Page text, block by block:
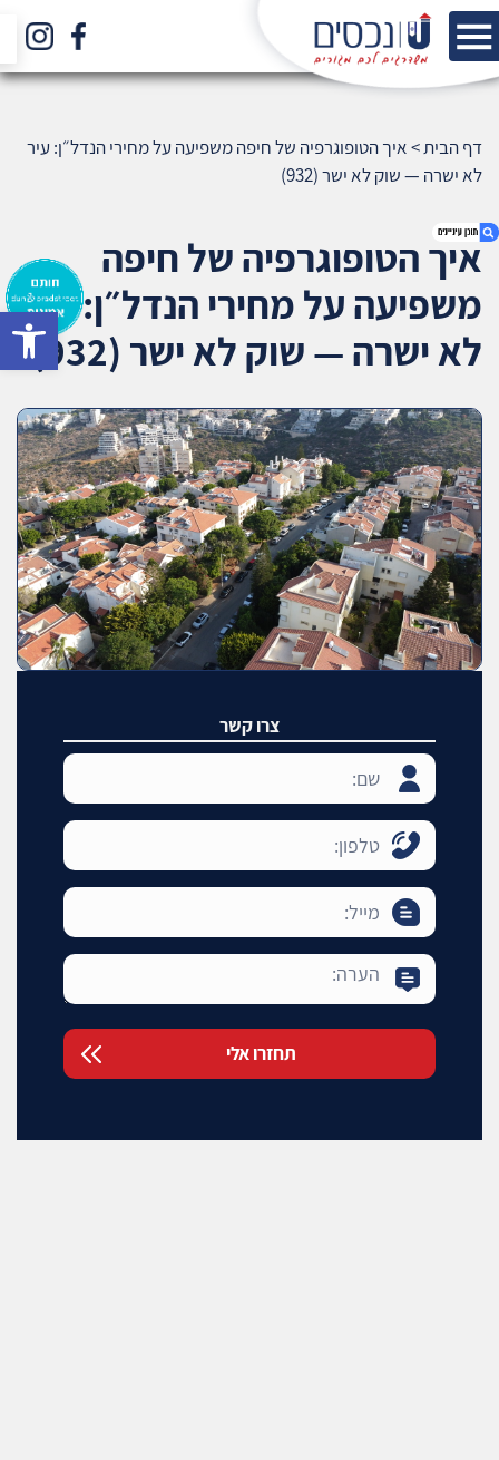
1. איך הטופוגרפיה של חיפה משפיעה על מחירי
הנדל״ן: עיר לא ישרה — שוק לא ישר (932)
3. שאלתם ? ענינו !
דף הבית>איך הטופוגרפיה של חיפה משפיעה על מחירי הנדל״ן: עיר
לא ישרה — שוק לא ישר (932)
איך הטופוגרפיה של חיפה
משפיעה על מחירי הנדל״ן: עיר
לא ישרה — שוק לא ישר (932)
צרו קשר